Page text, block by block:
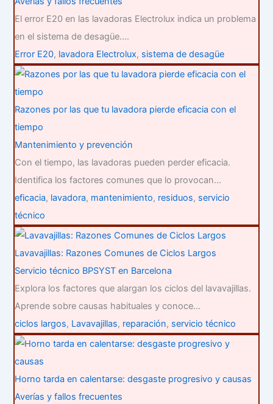
El error E20 en las lavadoras Electrolux indica un problema
en el sistema de desagüe.…
Error E20, lavadora Electrolux, sistema de desagüe
Razones por las que tu lavadora pierde eficacia con el
tiempo
Mantenimiento y prevención
Con el tiempo, las lavadoras pueden perder eficacia.
Identifica los factores comunes que lo provocan…
eficacia, lavadora, mantenimiento, residuos, servicio
técnico
Lavavajillas: Razones Comunes de Ciclos Largos
Servicio técnico BPSYST en Barcelona
Explora los factores que alargan los ciclos del lavavajillas.
Aprende sobre causas habituales y conoce…
ciclos largos, Lavavajillas, reparación, servicio técnico
Horno tarda en calentarse: desgaste progresivo y causas
Averías y fallos frecuentes